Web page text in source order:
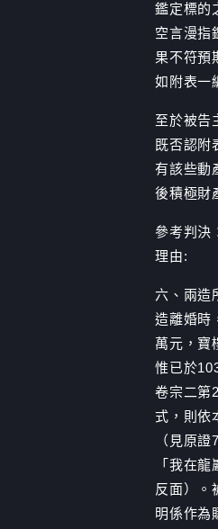
鑑定標的
空言漫指
果不符預
如附表一
至於被告
既否認附
有該些動
後積極財
參考判決
理由:
六、兩造
造離婚時
萬元，寶
惟已於
卷宗二第
式，則依
（見原
「我在
反面）。
明係作為